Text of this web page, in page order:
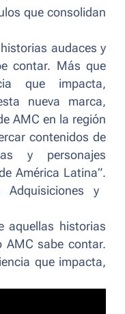
que consolidan
audaces y
contar. Más que
que impacta,
nueva marca,
AMC en la región
contenidos de
y personajes
América Latina”.
y
aquellas historias
AMC sabe contar.
que impacta,